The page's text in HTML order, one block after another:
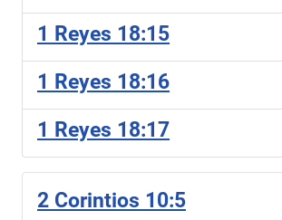
1 Reyes 18:15
1 Reyes 18:16
1 Reyes 18:17
2 Corintios 10:5